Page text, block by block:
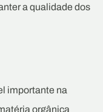
a qualidade dos
importante na
orgânica